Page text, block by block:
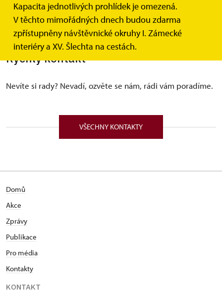
Kapacita jednotlivých prohlídek je omezená.
V těchto mimořádných dnech budou zdarma
zpřístupněny návštěvnické okruhy I. Zámecké
interiéry a XV. Šlechta na cestách.
17. 5. 2013
Rychlý kontakt
Nevíte si rady? Nevadí, ozvěte se nám, rádi vám poradíme.
VŠECHNY KONTAKTY
Domů
Akce
Zprávy
Publikace
Pro média
Kontakty
KONTAKT